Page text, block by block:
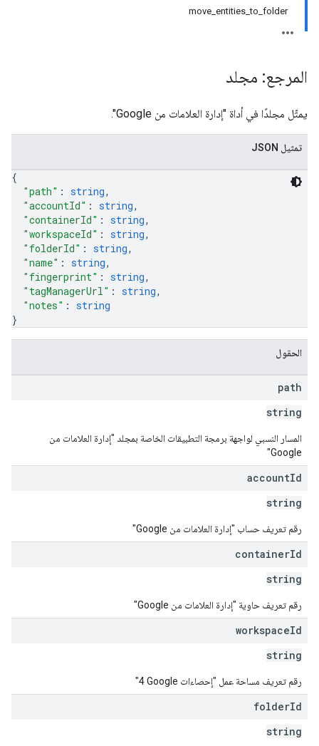
move_entities_to_folder
المرجع: مجلد
يمثّل مجلدًا في أداة "إدارة العلامات من Google".
تمثيل JSON
{
"path" : string,
"accountId" : string,
"containerId" : string,
"workspaceId" : string,
"folderId" : string,
"name" : string,
"fingerprint" : string,
"tagManagerUrl" : string,
"notes" : string
}
الحقول
path
string
المسار النسبي لواجهة برمجة التطبيقات الخاصة بمجلد "إدارة العلامات من
Google"
accountId
string
رقم تعريف حساب "إدارة العلامات من Google"
containerId
string
رقم تعريف حاوية "إدارة العلامات من Google"
workspaceId
string
رقم تعريف مساحة عمل "إحصاءات Google‏ 4"
folderId
string